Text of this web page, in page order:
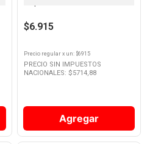
$6.915
Precio regularx un: $6915
PRECIO SIN IMPUESTOS
NACIONALES: $5714,88
Agregar